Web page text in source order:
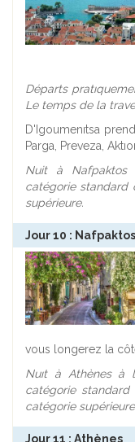
Départs
Le temps de la
D'Igoumenıtsa
Parga, Preveza,
Nuit à
catégorie standard
supérieure.
Jour 10 :
vous longerez la
Nuıt à Athènes à
catégorie standard
catégorie
Jour 11 : Athènes